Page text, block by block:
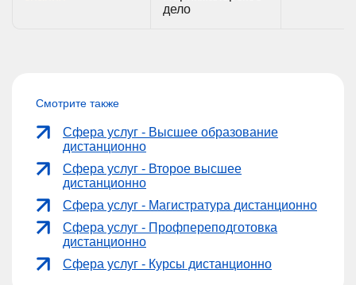
дело
Смотрите также
Сфера услуг - Высшее образование
дистанционно
Сфера услуг - Второе высшее
дистанционно
Сфера услуг - Магистратура дистанционно
Сфера услуг - Профпереподготовка
дистанционно
Сфера услуг - Курсы дистанционно